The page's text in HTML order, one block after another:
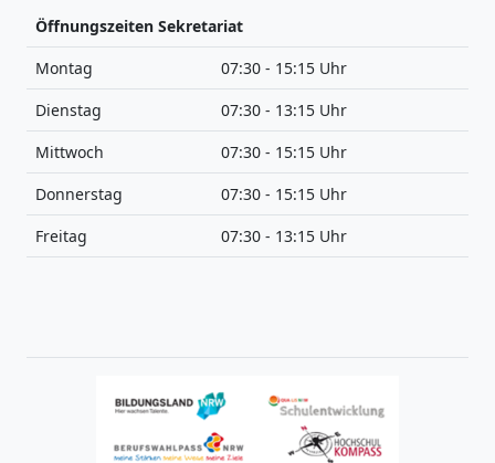
Öffnungszeiten Sekretariat
Montag
07:30 - 15:15 Uhr
Dienstag
07:30 - 13:15 Uhr
Mittwoch
07:30 - 15:15 Uhr
Donnerstag
07:30 - 15:15 Uhr
Freitag
07:30 - 13:15 Uhr